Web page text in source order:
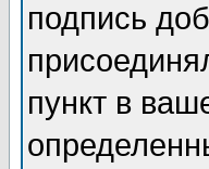
подпись
пункт в